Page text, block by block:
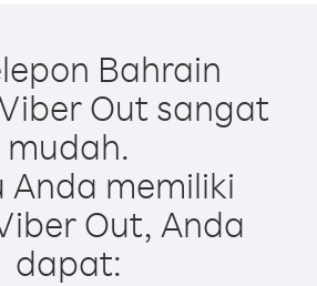
Bahrain
Out sangat
mudah.
Anda memiliki
Out, Anda
dapat: